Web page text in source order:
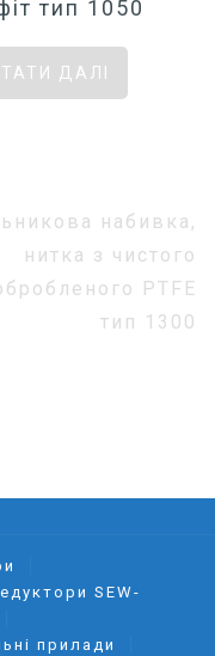
тип 1050
ДАЛІ
набивка,
нитка з чистого
PTFE
тип 1300
SEW-
прилади